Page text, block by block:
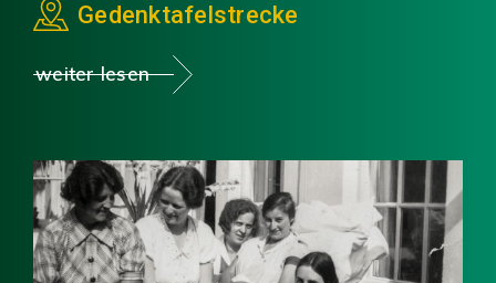
Gedenktafelstrecke
weiter lesen